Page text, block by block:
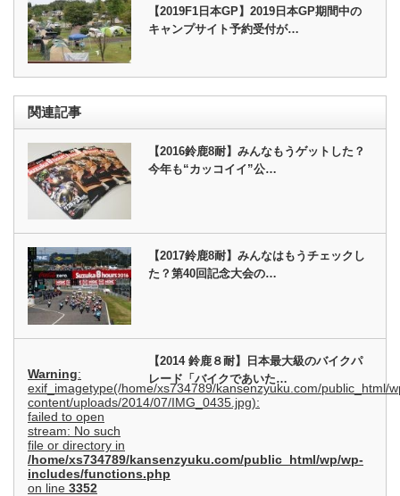
【2019F1日本GP】2019日本GP期間中の
キャンプサイト予約受付が…
関連記事
【2016鈴鹿8耐】みんなもうゲットした？
今年も“カッコイイ”公…
【2017鈴鹿8耐】みんなはもうチェックし
た？第40回記念大会の…
Warning:
exif_imagetype(/home/xs734789/kansenzyuku.com/public_html/
content/uploads/2014/07/IMG_0435.jpg):
failed to open
stream: No such
file or directory in
/home/xs734789/kansenzyuku.com/public_html/wp/wp-
includes/functions.php
on line 3352
【2014 鈴鹿８耐】日本最大級のバイクパ
レード「バイクであいた…